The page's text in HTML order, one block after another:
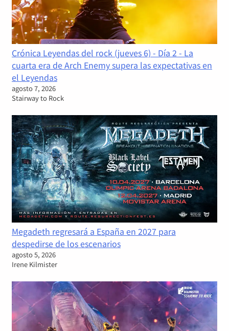
Crónica Leyendas del rock (jueves 6) - Día 2 - La
cuarta era de Arch Enemy supera las expectativas en
el Leyendas
agosto 7, 2026
Stairway to Rock
Megadeth regresará a España en 2027 para
despedirse de los escenarios
agosto 5, 2026
Irene Kilmister